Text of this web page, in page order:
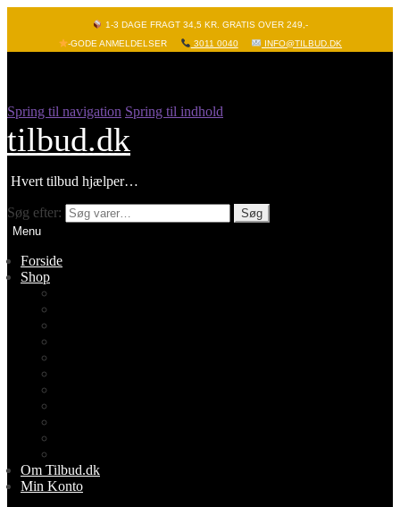
1-3 DAGE FRAGT 34,5 KR. GRATIS OVER 249,-
-GODE ANMELDELSER
3011 0040 INFO@TILBUD.DK
Spring til navigation Spring til indhold
tilbud.dk
Hvert tilbud hjælper…
Søg efter:
Søg
Menu
Forside
Shop
Om Tilbud.dk
Min Konto